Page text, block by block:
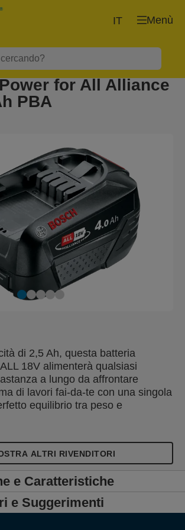
Menù
IT
for All Alliance
PBA
di 2,5 Ah, questa batteria
18V alimenterà qualsiasi
a lungo da affrontare
di lavori fai-da-te con una singola
equilibrio tra peso e
agli ioni di litio all'interno del
e questo da anche una lunga
La batteria è compatibile con
Rapid 18V così come con
dei marchi partecipanti della
ALLIANCE come Bosch,
e Wagner. Ciò significa che non è
ALTRI RIVENDITORI
e Caratteristiche
e Suggerimenti